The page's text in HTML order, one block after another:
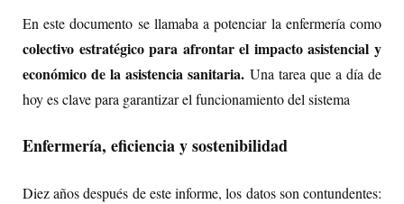
En este documento se llamaba a potenciar la enfermería como
colectivo estratégico para afrontar el impacto asistencial y
económico de la asistencia sanitaria. Una tarea que a día de
hoy es clave para garantizar el funcionamiento del sistema
Enfermería, eficiencia y sostenibilidad
Diez años después de este informe, los datos son contundentes: